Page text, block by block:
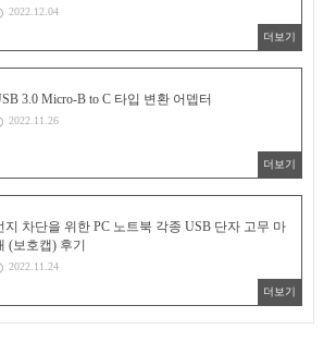
2022.12.04
더보기
3.0 Micro-B to C 타입 변환 어뎁터
2022.11.26
더보기
지 차단을 위한 PC 노트북 각종 USB 단자 고무 마
(보호캡) 후기
2022.11.24
더보기